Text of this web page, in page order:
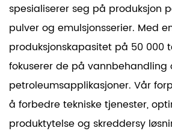
spesialiserer seg på produksjon
pulverog emulsjonsserier. Med
produksjonskapasitet på 50 000
fokuserer de på vannbehandling
petroleumsapplikasjoner. Vår
å forbedre tekniske tjenester,
produktytelse og skreddersy